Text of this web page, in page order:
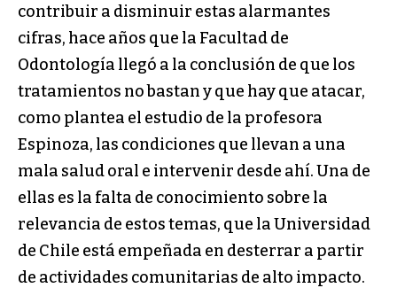
contribuir a disminuir estas alarmantes
cifras, hace años que la Facultad de
Odontología llegó a la conclusión de que los
tratamientos no bastan y que hay que atacar,
como plantea el estudio de la profesora
Espinoza, las condiciones que llevan a una
mala salud oral e intervenir desde ahí. Una de
ellas es la falta de conocimiento sobre la
relevancia de estos temas, que la Universidad
de Chile está empeñada en desterrar a partir
de actividades comunitarias de alto impacto.